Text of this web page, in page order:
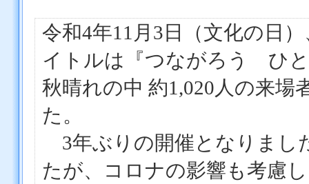
令和4年11月3日（文化の日
イトルは『つながろう ひ
秋晴れの中 約1,020人の来
た。
3年ぶりの開催となりまし
たが、コロナの影響も考慮